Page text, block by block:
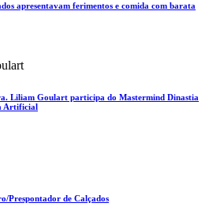
apresentavam ferimentos e comida com barata
Liliam Goulart participa do Mastermind Dinastia
Artificial
Prespontador de Calçados